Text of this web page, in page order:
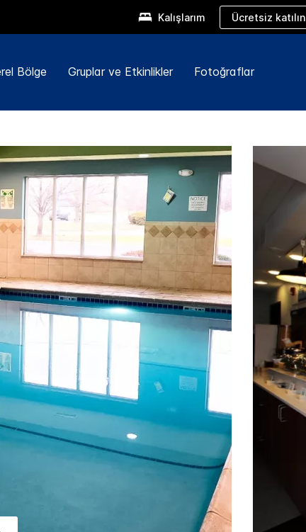
Kalışlarım Ücretsiz katılın
Bölge Gruplar ve Etkinlikler Fotoğraflar